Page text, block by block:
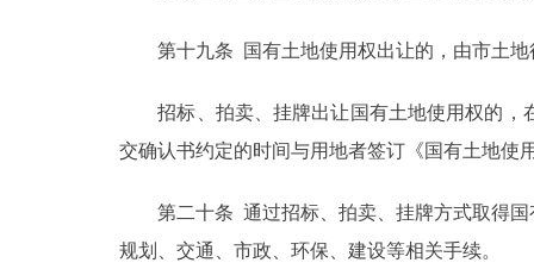
第十九条 国有土地使用权出让的，由市土地
招标、拍卖、挂牌出让国有土地使用权的，
交确认书约定的时间与用地者签订《国有土地使
第二十条 通过招标、拍卖、挂牌方式取得国
规划、交通、市政、环保、建设等相关手续。